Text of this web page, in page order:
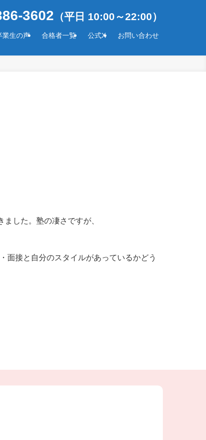
業生の声 合格者一覧 公式X お問い合わせ
3602 （平日 10:00～22:00）
した。塾の凄さですが、
面接と自分のスタイルがあっているかどう